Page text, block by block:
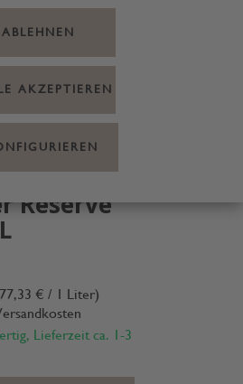
Reserve
€ / 1 Liter)
Lieferzeit ca. 1-3
ABLEHNEN
AKZEPTIEREN